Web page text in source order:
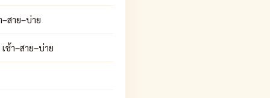
สาย–บ่าย
ช้า–สาย–บ่าย